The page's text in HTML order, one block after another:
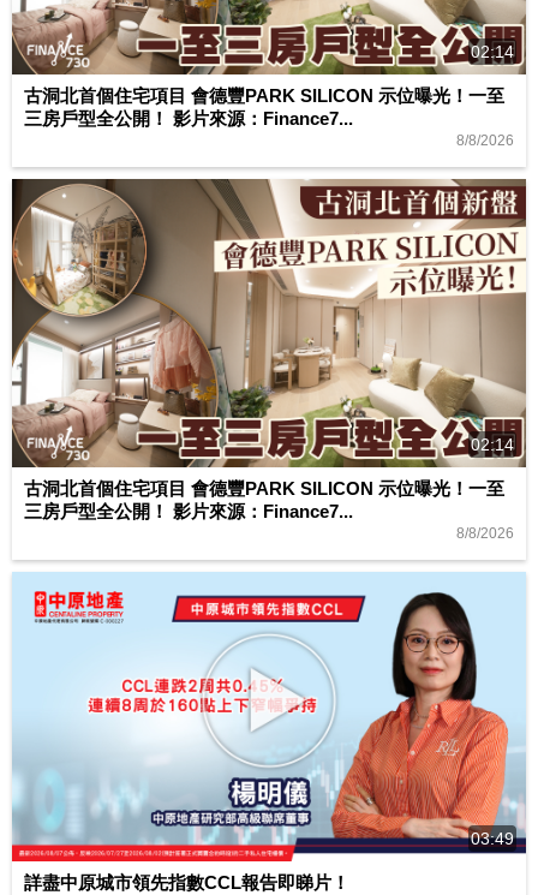
02:14
古洞北首個住宅項目 會德豐PARK SILICON 示位曝光！一至
三房戶型全公開！ 影片來源：Finance7...
8/8/2026
02:14
古洞北首個住宅項目 會德豐PARK SILICON 示位曝光！一至
三房戶型全公開！ 影片來源：Finance7...
8/8/2026
03:49
詳盡中原城市領先指數CCL報告即睇片！